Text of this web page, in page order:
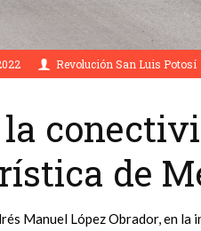
Revolución San Luis Potosí
de
Manuel López Obrador, en